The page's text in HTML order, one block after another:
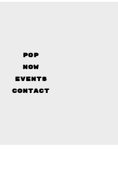
Pop
Now
Events
Contact